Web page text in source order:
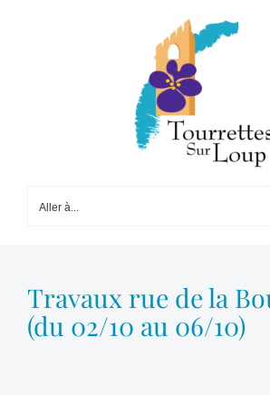
Aller à...
Travaux rue de la
(du 02/10 au 06/10)